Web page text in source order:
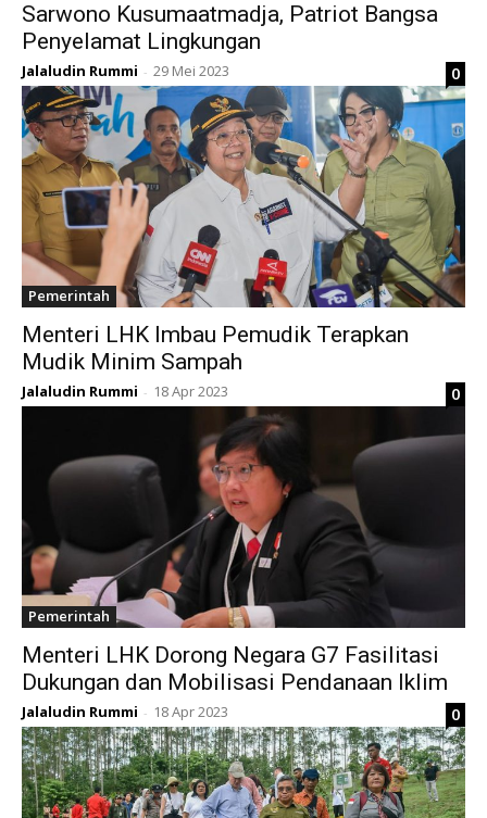
Sarwono Kusumaatmadja, Patriot Bangsa
Penyelamat Lingkungan
Jalaludin Rummi - 29 Mei 2023 0
Pemerintah
Menteri LHK Imbau Pemudik Terapkan
Mudik Minim Sampah
Jalaludin Rummi - 18 Apr 2023 0
Pemerintah
Menteri LHK Dorong Negara G7 Fasilitasi
Dukungan dan Mobilisasi Pendanaan Iklim
Jalaludin Rummi - 18 Apr 2023 0